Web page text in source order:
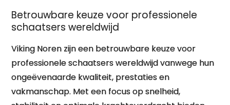
Betrouwbare keuze voor professionele
schaatsers wereldwijd
Viking Noren zijn een betrouwbare keuze voor
professionele schaatsers wereldwijd vanwege hun
ongeëvenaarde kwaliteit, prestaties en
vakmanschap. Met een focus op snelheid,